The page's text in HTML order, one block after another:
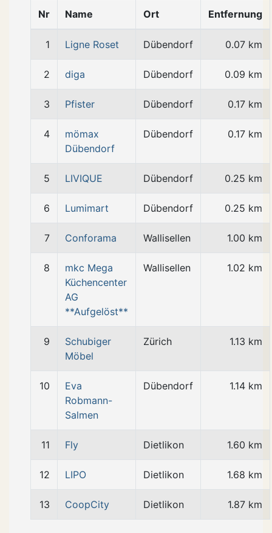
Nr Name Ort Entfernung
1 Ligne Roset Dübendorf 0.07 km
2 diga Dübendorf 0.09 km
3 Pfister Dübendorf 0.17 km
4
mömax
Dübendorf
Dübendorf 0.17 km
5 LIVIQUE Dübendorf 0.25 km
6 Lumimart Dübendorf 0.25 km
7 Conforama Wallisellen 1.00 km
8
mkc Mega
Küchencenter
AG
**Aufgelöst**
Wallisellen 1.02 km
9
Schubiger
Möbel
Zürich 1.13 km
10
Eva
Robmann-
Salmen
Dübendorf 1.14 km
11 Fly Dietlikon 1.60 km
12 LIPO Dietlikon 1.68 km
13 CoopCity Dietlikon 1.87 km